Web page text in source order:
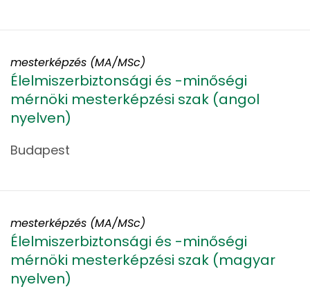
Élelmiszerbiztonsági és -minőségi
mérnöki mesterképzési szak (angol
nyelven)
Budapest
mesterképzés (MA/MSc)
Élelmiszerbiztonsági és -minőségi
mérnöki mesterképzési szak (magyar
nyelven)
mesterképzés (MA/MSc)